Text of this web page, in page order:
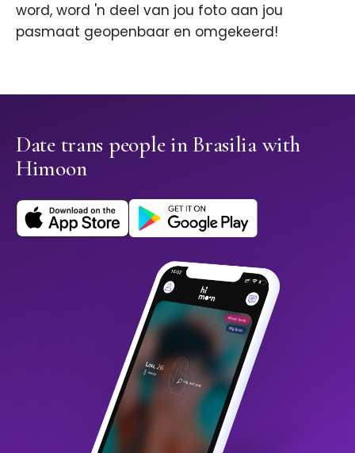
word, word 'n deel van jou foto aan jou
pasmaat geopenbaar en omgekeerd!
Date trans people in Brasilia with
Himoon